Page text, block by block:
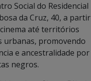
Social do Residencial
da Cruz, 40, a partir
até territórios
urbanas, promovendo
e ancestralidade por
negros.